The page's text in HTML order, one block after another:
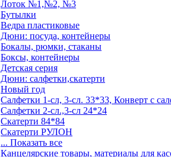
Лоток №1,№2, №3
Бутылки
Ведра пластиковые
Дюни: посуда, контейнеры
Бокалы, рюмки, стаканы
Боксы, контейнеры
Детская серия
Дюни: салфетки,скатерти
Новый год
Салфетки 1-сл, 3-сл. 33*33, Конверт с
Салфетки 2-сл.,3-сл 24*24
Скатерти 84*84
Скатерти РУЛОН
... Показать все
Канцелярские товары, материалы для